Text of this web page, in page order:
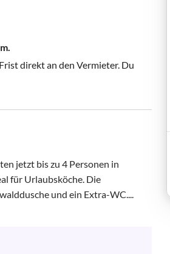
direkt an den Vermieter. Du
jetzt bis zu 4 Personen in
für Urlaubsköche. Die
und ein Extra-WC....